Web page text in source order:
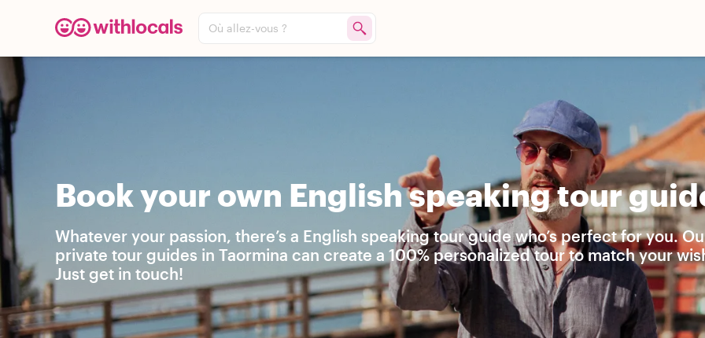
Où allez-vous ?
Book your own English speaking tour
Whatever your passion, there’s a English speaking tour guide who’s perfect for you.
private tour guides in Taormina can create a 100% personalized tour to match your
Just get in touch!